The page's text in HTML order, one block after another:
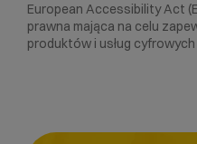
European Accessibility Act
prawna mająca na celu
produktów i usług